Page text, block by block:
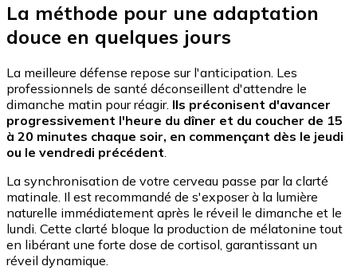
La méthode pour une adaptation
douce en quelques jours
La meilleure défense repose sur l'anticipation. Les
professionnels de santé déconseillent d'attendre le
dimanche matin pour réagir. Ils préconisent d'avancer
progressivement l'heure du dîner et du coucher de 15
à 20 minutes chaque soir, en commençant dès le jeudi
ou le vendredi précédent.
La synchronisation de votre cerveau passe par la clarté
matinale. Il est recommandé de s'exposer à la lumière
naturelle immédiatement après le réveil le dimanche et le
lundi. Cette clarté bloque la production de mélatonine tout
en libérant une forte dose de cortisol, garantissant un
réveil dynamique.